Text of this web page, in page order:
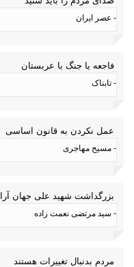
- عصر ایران
فاجعه یا جنگ با عربستان
- تابناک
عمل نکردن به قانون اساسی
- مسیح مهاجری
بزرگداشت شهید علی جهان آرا
- سید مرتضی نعمت زاده
مردم بدنبال تغییرات هستند